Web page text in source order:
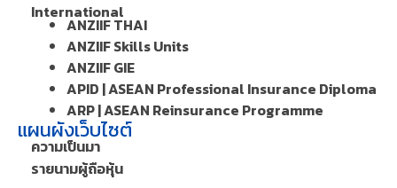
International
ANZIIF THAI
ANZIIF Skills Units
ANZIIF GIE
APID | ASEAN Professional Insurance Diploma
ARP | ASEAN Reinsurance Programme
แผนผังเว็บไซต์
ความเป็นมา
รายนามผู้ถือหุ้น